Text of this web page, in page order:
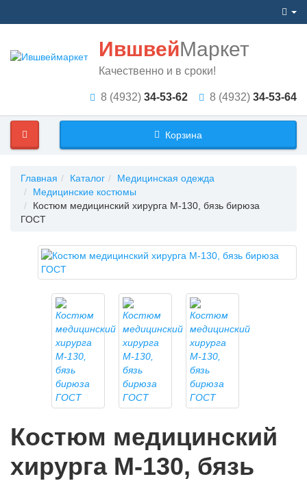
ИвшвейМаркет
Качественно и в сроки!
8 (4932) 34-53-62 8 (4932) 34-53-64
Корзина
Главная Каталог
Медицинская одежда
Медицинские костюмы
Костюм медицинский хирурга М-130, бязь бирюза
ГОСТ
Костюм медицинский
хирурга М-130, бязь